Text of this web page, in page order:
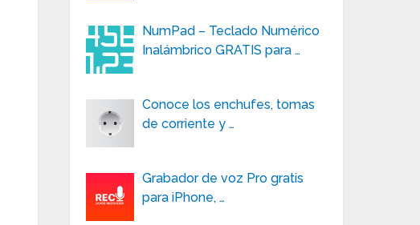
NumPad – Teclado Numérico
Inalámbrico GRATIS para …
Conoce los enchufes, tomas
de corriente y …
Grabador de voz Pro gratis
para iPhone, …